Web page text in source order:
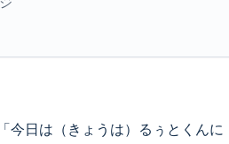
今日は（きょうは）るぅとくん